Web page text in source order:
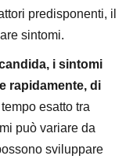
predisponenti, il
sintomi.
i sintomi
rapidamente, di
esatto tra
può variare da
sviluppare